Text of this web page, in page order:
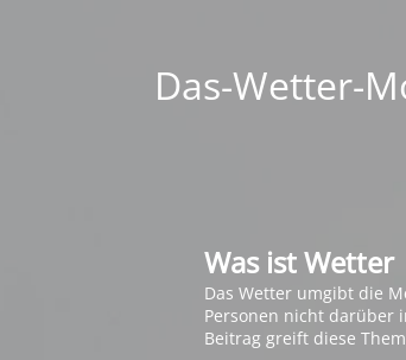
Das-Wetter-
Was ist Wetter
Das Wetter umgibt die
Personen nicht darüber
Beitrag greift diese